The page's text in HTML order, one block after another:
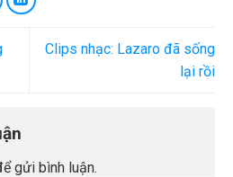
Clips nhạc: Lazaro đã sống
lại rồi
gửi bình luận.